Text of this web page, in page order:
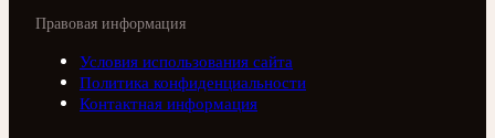
Правовая информация
Условия использования сайта
Политика конфиденциальности
Контактная информация